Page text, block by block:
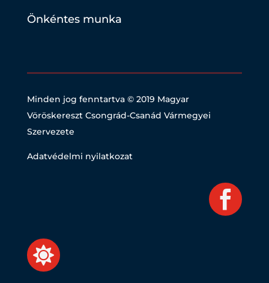
Önkéntes munka
Minden jog fenntartva © 2019 Magyar
Vöröskereszt Csongrád-Csanád Vármegyei
Szervezete
Adatvédelmi nyilatkozat

